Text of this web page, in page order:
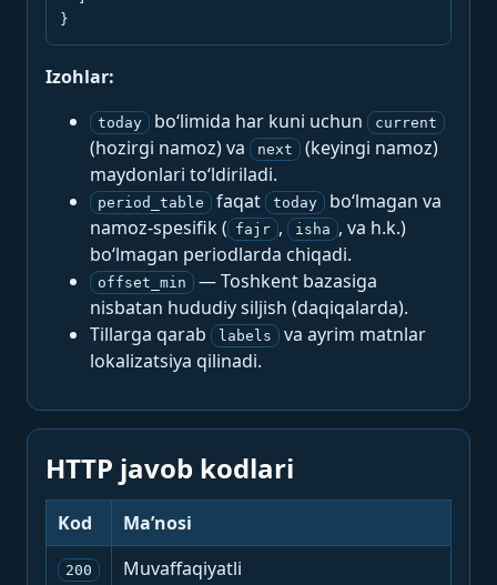
}
Izohlar:
today bo‘limida har kuni uchun current
(hozirgi namoz) va next
(keyingi namoz)
maydonlari to‘ldiriladi.
period_table faqat today
bo‘lmagan va
namoz-spesifik ( fajr , isha , va h.k.)
bo‘lmagan periodlarda chiqadi.
offset_min
— Toshkent bazasiga
nisbatan hududiy siljish (daqiqalarda).
Tillarga qarab
labels
va ayrim matnlar
lokalizatsiya qilinadi.
HTTP javob kodlari
Kod Ma’nosi
200 Muvaffaqiyatli